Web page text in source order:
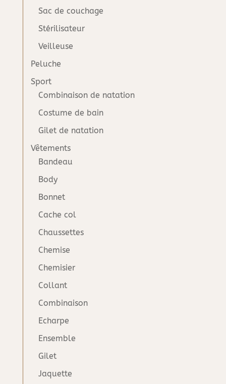
Sac de couchage
Stérilisateur
Veilleuse
Peluche
Sport
Combinaison de natation
Costume de bain
Gilet de natation
Vêtements
Bandeau
Body
Bonnet
Cache col
Chaussettes
Chemise
Chemisier
Collant
Combinaison
Echarpe
Ensemble
Gilet
Jaquette